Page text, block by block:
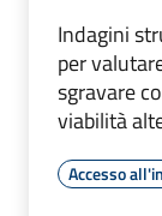
Indagini
per
sgravare
viabilità
Accesso